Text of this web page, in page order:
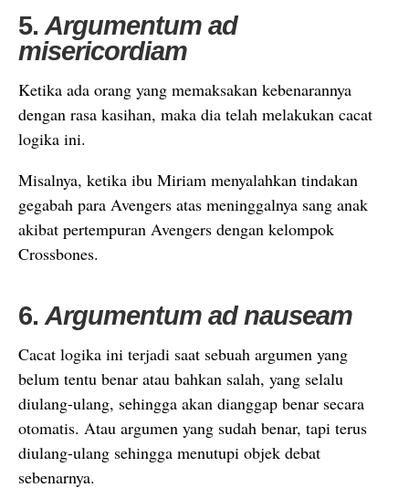
5. Argumentum ad
misericordiam
Ketika ada orang yang memaksakan kebenarannya
dengan rasa kasihan, maka dia telah melakukan cacat
logika ini.
Misalnya, ketika ibu Miriam menyalahkan tindakan
gegabah para Avengers atas meninggalnya sang anak
akibat pertempuran Avengers dengan kelompok
Crossbones.
6. Argumentum ad nauseam
Cacat logika ini terjadi saat sebuah argumen yang
belum tentu benar atau bahkan salah, yang selalu
diulang-ulang, sehingga akan dianggap benar secara
otomatis. Atau argumen yang sudah benar, tapi terus
diulang-ulang sehingga menutupi objek debat
sebenarnya.